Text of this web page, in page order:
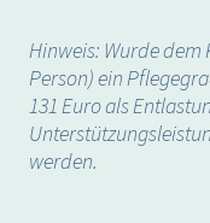
Hinweis: Wurde dem
Person) ein
131 Euro als
werden.